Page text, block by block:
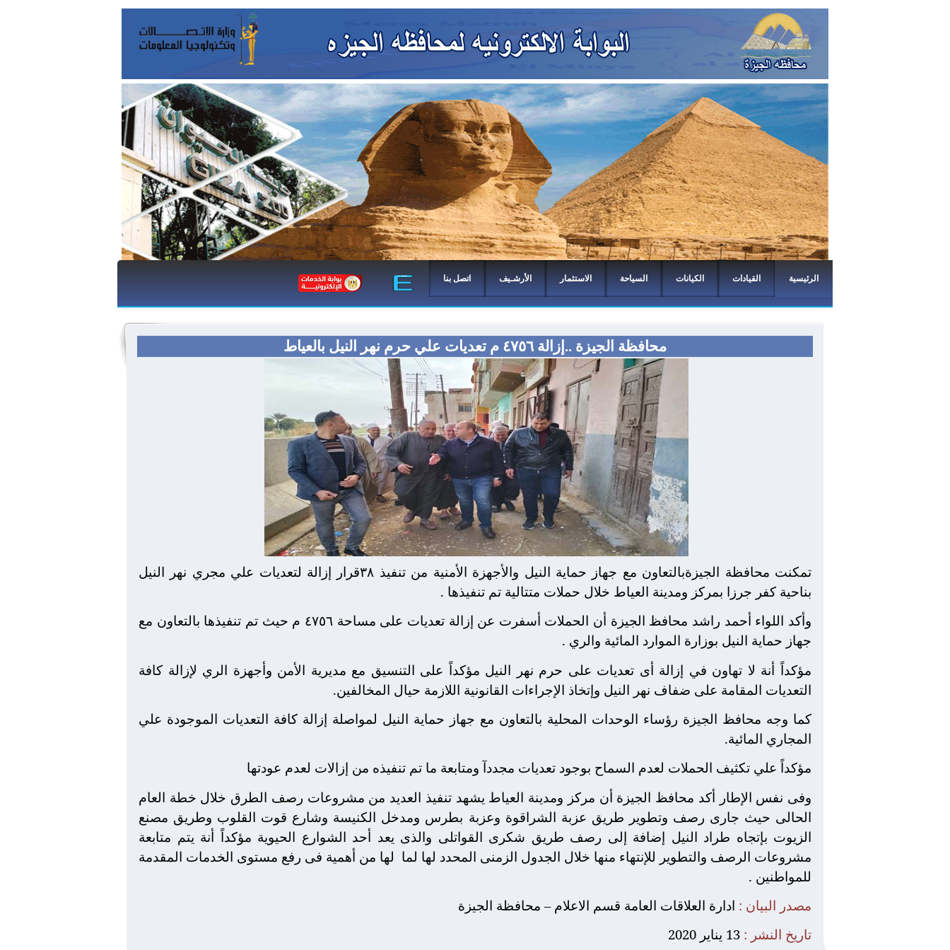
الرئيسية القيادات الكيانات السياحة الاستثمار الأرشـيف اتصل بنا
محافظة الجيزة ..إزالة ٤٧٥٦ م تعديات علي حرم نهر النيل بالعياط
تمكنت محافظة الجيزةبالتعاون مع جهاز حماية النيل والأجهزة الأمنية من تنفيذ ٣٨قرار إزالة لتعديات علي مجري نهر النيل
بناحية كفر جرزا بمركز ومدينة العياط خلال حملات متتالية تم تنفيذها .
وأكد اللواء أحمد راشد محافظ الجيزة أن الحملات أسفرت عن إزالة تعديات على مساحة ٤٧٥٦ م حيث تم تنفيذها بالتعاون مع
جهاز حماية النيل بوزارة الموارد المائية والري .
مؤكداً أنة لا تهاون في إزالة أى تعديات على حرم نهر النيل مؤكداً على التنسيق مع مديرية الأمن وأجهزة الري لإزالة كافة
التعديات المقامة على ضفاف نهر النيل وإتخاذ الإجراءات القانونية اللازمة حيال المخالفين.
كما وجه محافظ الجيزة رؤساء الوحدات المحلية بالتعاون مع جهاز حماية النيل لمواصلة إزالة كافة التعديات الموجودة علي
المجاري المائية.
مؤكداً علي تكثيف الحملات لعدم السماح بوجود تعديات مجددآ ومتابعة ما تم تنفيذه من إزالات لعدم عودتها
وفى نفس الإطار أكد محافظ الجيزة أن مركز ومدينة العياط يشهد تنفيذ العديد من مشروعات رصف الطرق خلال خطة العام
الحالى حيث جارى رصف وتطوير طريق عزبة الشراقوة وعزبة بطرس ومدخل الكنيسة وشارع قوت القلوب وطريق مصنع
الزيوت بإتجاه طراد النيل إضافة إلى رصف طريق شكرى القواتلى والذى يعد أحد الشوارع الحيوية مؤكداً أنة يتم متابعة
مشروعات الرصف والتطوير للإنتهاء منها خلال الجدول الزمنى المحدد لها لما لها من أهمية فى رفع مستوى الخدمات المقدمة
للمواطنين .
مصدر البيان : ادارة العلاقات العامة قسم الاعلام – محافظة الجيزة
تاريخ النشر :